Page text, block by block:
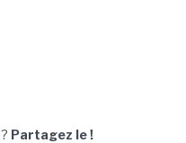
Partagez le !